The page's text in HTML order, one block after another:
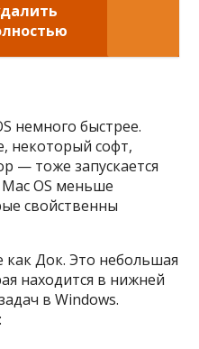
немного быстрее.
некоторый софт,
— тоже запускается
OS меньше
свойственны
как Док. Это небольшая
находится в нижней
в Windows.